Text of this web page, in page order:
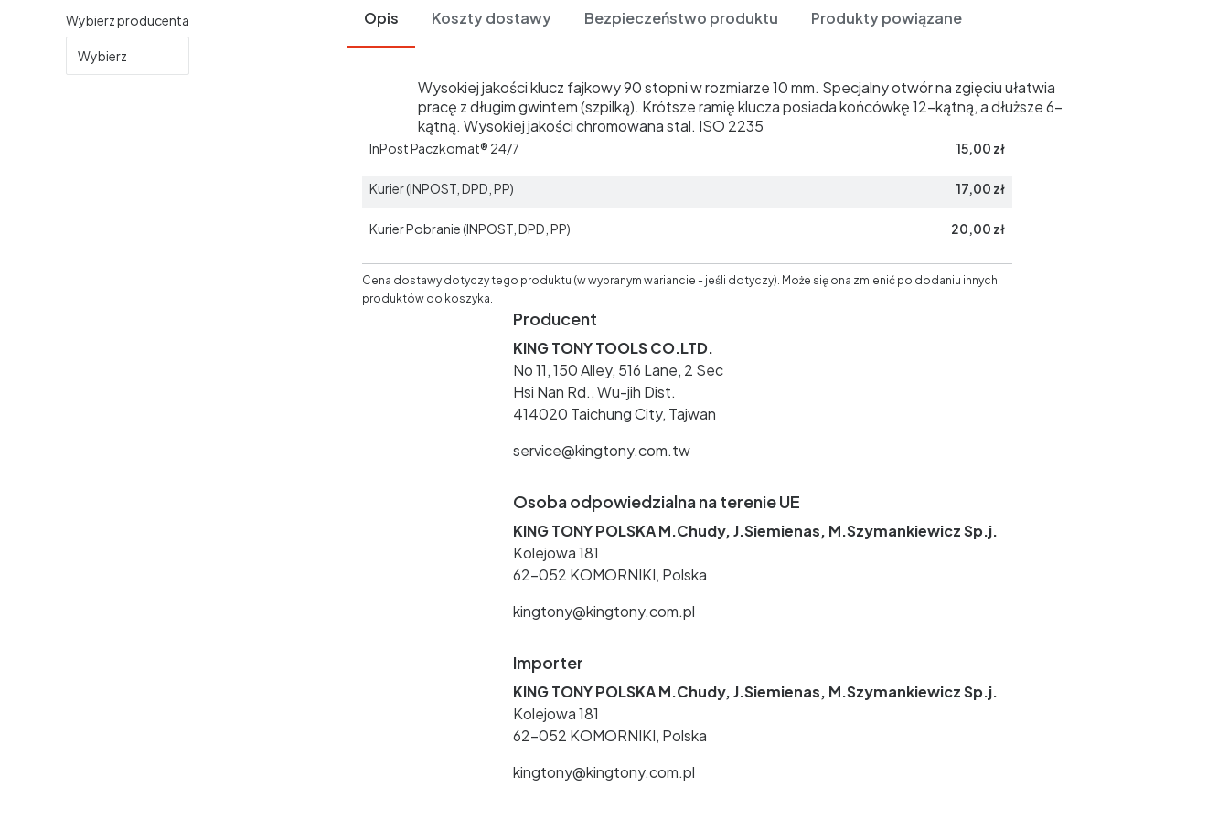
Wybierz producenta
Wybierz
Opis Koszty dostawy Bezpieczeństwo produktu Produkty powiązane
Wysokiej jakości klucz fajkowy 90 stopni w rozmiarze 10 mm. Specjalny otwór na zgięciu ułatwia
pracę z długim gwintem (szpilką). Krótsze ramię klucza posiada końcówkę 12-kątną, a dłuższe 6-
kątną. Wysokiej jakości chromowana stal. ISO 2235
InPost Paczkomat® 24/7 15,00 zł
Kurier (INPOST, DPD, PP) 17,00 zł
Kurier Pobranie (INPOST, DPD, PP) 20,00 zł
Cena dostawy dotyczy tego produktu (w wybranym wariancie - jeśli dotyczy). Może się ona zmienić po dodaniu innych
produktów do koszyka.
Producent
KING TONY TOOLS CO.LTD.
No 11, 150 Alley, 516 Lane, 2 Sec
Hsi Nan Rd., Wu-jih Dist.
414020 Taichung City, Tajwan
service@kingtony.com.tw
Osoba odpowiedzialna na terenie UE
KING TONY POLSKA M.Chudy, J.Siemienas, M.Szymankiewicz Sp.j.
Kolejowa 181
62-052 KOMORNIKI, Polska
kingtony@kingtony.com.pl
Importer
KING TONY POLSKA M.Chudy, J.Siemienas, M.Szymankiewicz Sp.j.
Kolejowa 181
62-052 KOMORNIKI, Polska
kingtony@kingtony.com.pl